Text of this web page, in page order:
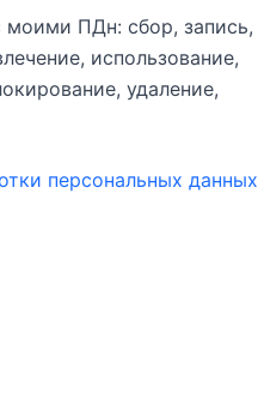
моими ПДн: сбор, запись,
использование,
удаление,
персональных данных